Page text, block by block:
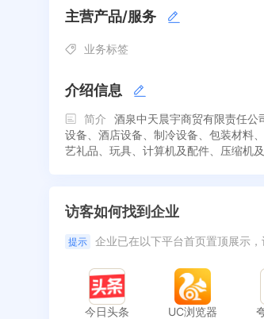
主营产品/服务
业务标签
介绍信息
简介
酒泉中天晨宇商贸有限责任
设备、酒店设备、制冷设备、包装材料
艺礼品、玩具、计算机及配件、压缩机
访客如何找到企业
提示 企业已在以下平台首页置顶展示
今日头条 UC浏览器